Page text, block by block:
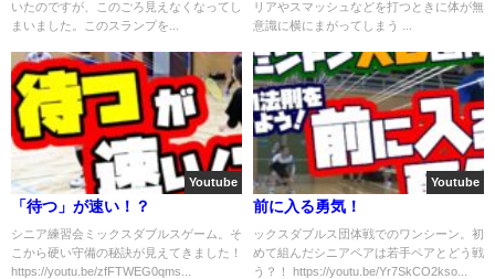
いたのですが、このごろ見えなくなってし
まいました。このスランプを...
リアやスマッシュなどを打つときに体が無
意識に横にまがってしまう ...
Youtube
「待つ」が速い！？
シニア練習会ミックスダブルスゲーム。そ
こから硬い守備の秘訣が見えてきました！
https://youtu.be/zfFTWEG0qms...
Youtube
前に入る勇気！
ックスダブルス団体戦でのワンシーン。初
めて組んだシニアペアは若手ペアとどう戦
う？！ https://youtu.be/Yr7SkCO2kso...